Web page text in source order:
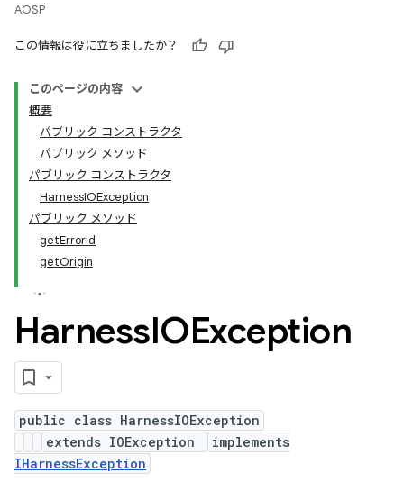
AOSP
この情報は役に立ちましたか？
このページの内容
概要
パブリック コンストラクタ
パブリック メソッド
パブリック コンストラクタ
HarnessIOException
パブリック メソッド
getErrorId
getOrigin
HarnessIOException
public class HarnessIOException
extends IOException
implements
IHarnessException